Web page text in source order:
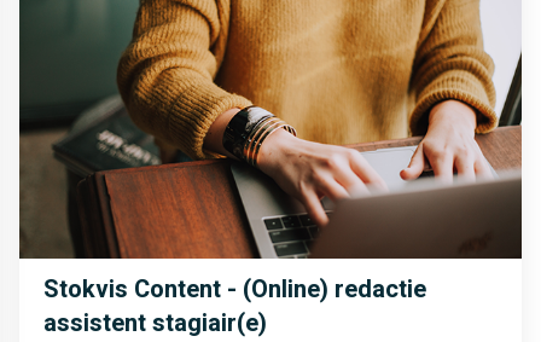
Stokvis Content - (Online) redactie
assistent stagiair(e)